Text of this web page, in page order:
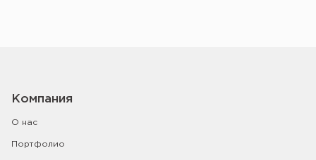
Компания
О нас
Портфолио